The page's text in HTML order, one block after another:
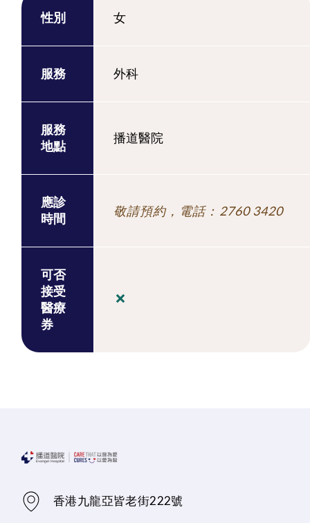
性別 女
服務 外科
服務
地點
播道醫院
應診
時間
敬請預約，電話：2760 3420
可否
接受
醫療
券
香港九龍亞皆老街222號